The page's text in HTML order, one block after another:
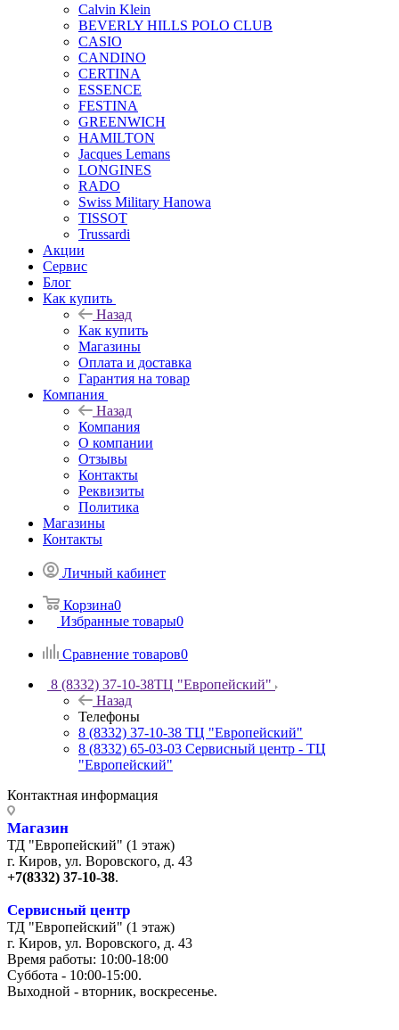
Calvin Klein
BEVERLY HILLS POLO CLUB
CASIO
CANDINO
CERTINA
ESSENCE
FESTINA
GREENWICH
HAMILTON
Jacques Lemans
LONGINES
RADO
Swiss Military Hanowa
TISSOT
Trussardi
Акции
Сервис
Блог
Как купить
Назад
Как купить
Магазины
Оплата и доставка
Гарантия на товар
Компания
Назад
Компания
О компании
Отзывы
Контакты
Реквизиты
Политика
Магазины
Контакты
Личный кабинет
Корзина0
Избранные товары0
Сравнение товаров0
8 (8332) 37-10-38ТЦ "Европейский"
Назад
Телефоны
8 (8332) 37-10-38 ТЦ "Европейский"
8 (8332) 65-03-03 Сервисный центр - ТЦ
"Европейский"
Контактная информация
Магазин
ТД "Европейский" (1 этаж)
г. Киров, ул. Воровского, д. 43
+7(8332) 37-10-38.
Сервисный центр
ТД "Европейский" (1 этаж)
г. Киров, ул. Воровского, д. 43
Время работы: 10:00-18:00
Суббота - 10:00-15:00.
Выходной - вторник, воскресенье.